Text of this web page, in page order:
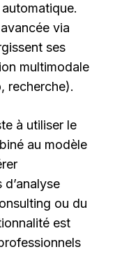
via
ses
multimodale
recherche).
à utiliser le
au modèle
ou du
est